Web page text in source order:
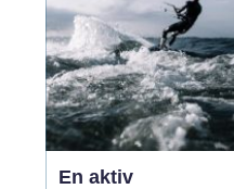
En aktiv